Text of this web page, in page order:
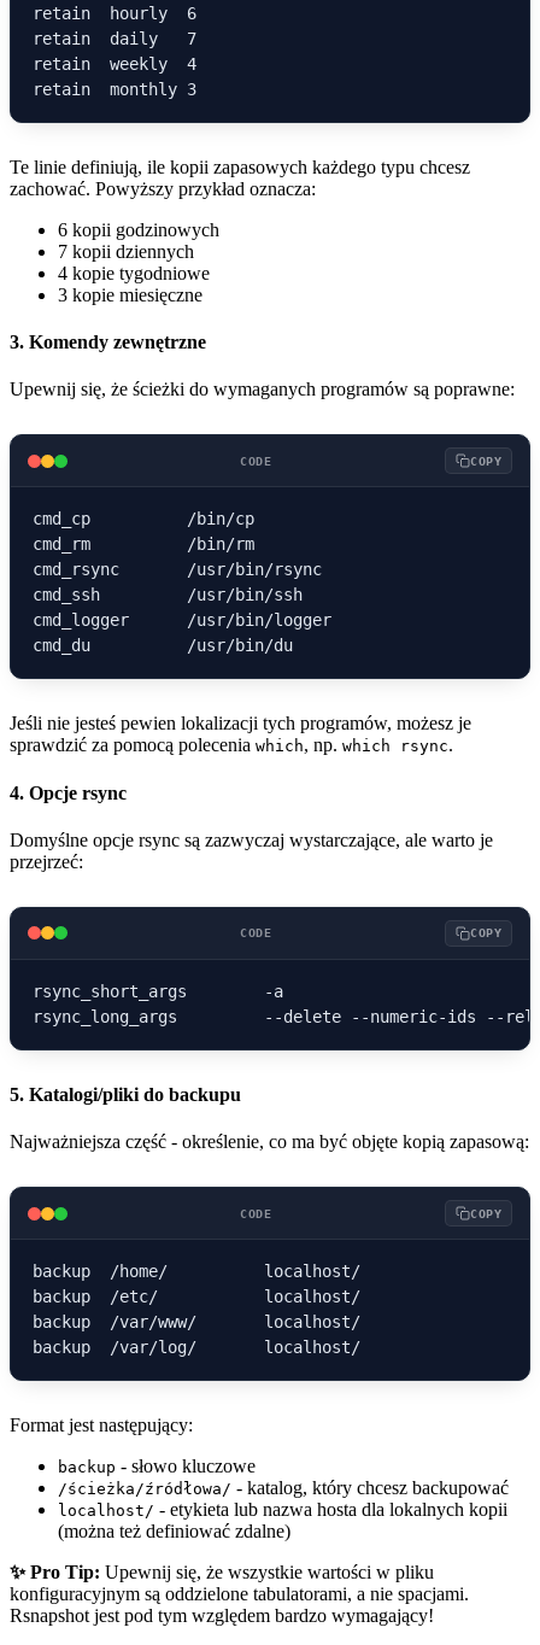
retain  hourly  6
retain  daily   7
retain  weekly  4
Te linie definiują, ile kopii zapasowych każdego typu chcesz
zachować. Powyższy przykład oznacza:
6 kopii godzinowych
7 kopii dziennych
4 kopie tygodniowe
3 kopie miesięczne
3. Komendy zewnętrzne
Upewnij się, że ścieżki do wymaganych programów są poprawne:
CODE COPY
cmd_cp          /bin/cp
cmd_rm          /bin/rm
cmd_rsync       /usr/bin/rsync
cmd_ssh         /usr/bin/ssh
cmd_logger      /usr/bin/logger
Jeśli nie jesteś pewien lokalizacji tych programów, możesz je
sprawdzić za pomocą polecenia which, np. which rsync.
4. Opcje rsync
Domyślne opcje rsync są zazwyczaj wystarczające, ale warto je
przejrzeć:
CODE COPY
rsync_short_args        -a
5. Katalogi/pliki do backupu
Najważniejsza część - określenie, co ma być objęte kopią zapasową:
CODE COPY
backup  /home/          localhost/
backup  /etc/           localhost/
backup  /var/www/       localhost/
Format jest następujący:
backup - słowo kluczowe
/ścieżka/źródłowa/ - katalog, który chcesz backupować
localhost/ - etykieta lub nazwa hosta dla lokalnych kopii
(można też definiować zdalne)
✨ Pro Tip: Upewnij się, że wszystkie wartości w pliku
konfiguracyjnym są oddzielone tabulatorami, a nie spacjami.
Rsnapshot jest pod tym względem bardzo wymagający!